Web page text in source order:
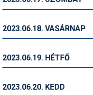
Snowboard
2023.06.18. VASÁRNAP
2023.06.19. HÉTFŐ
2023.06.20. KEDD